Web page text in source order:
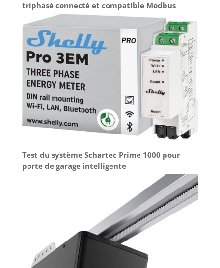
triphasé connecté et compatible Modbus
Test du système Schartec Prime 1000 pour
porte de garage intelligente